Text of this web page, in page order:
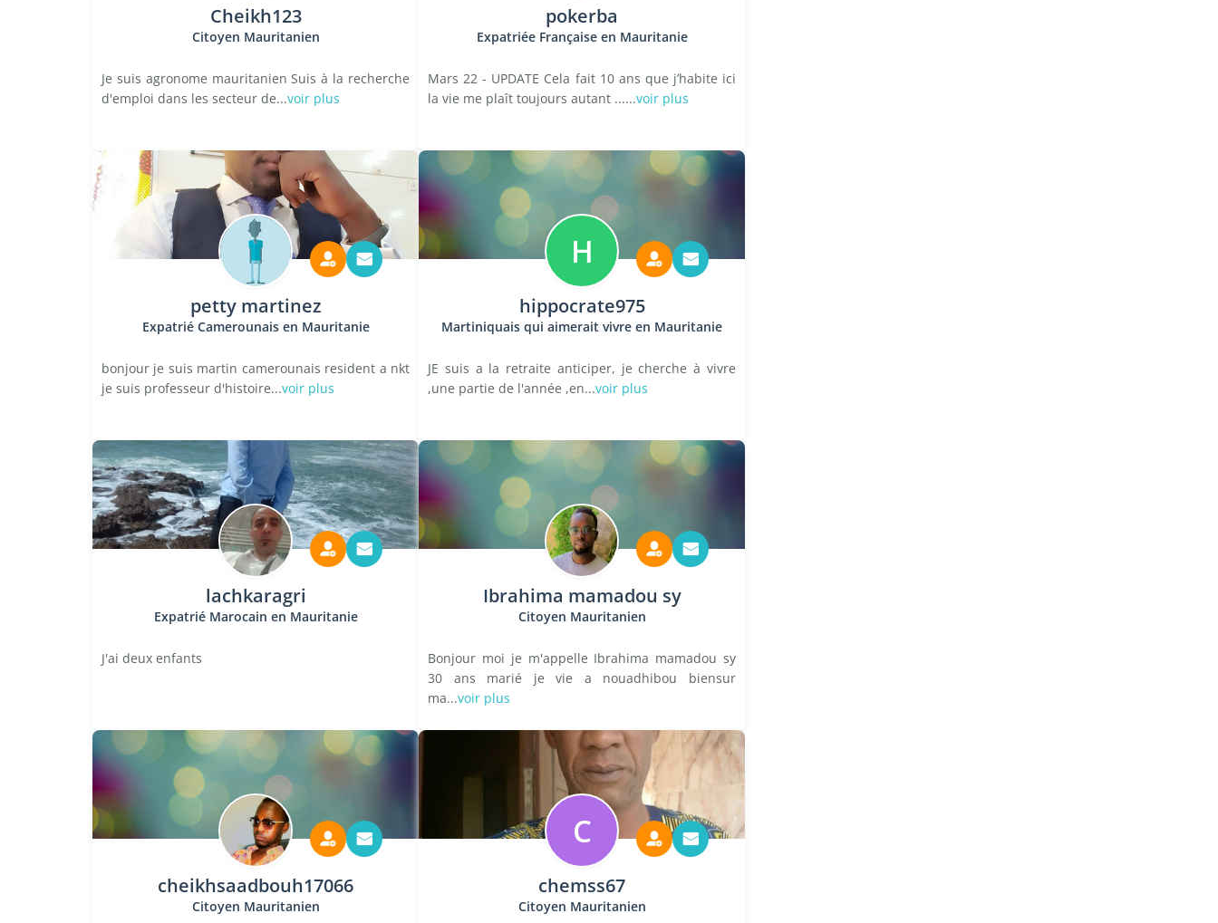
Cheikh123
Citoyen Mauritanien
Je suis agronome mauritanien Suis à la recherche
d'emploi dans les secteur de...voir plus
pokerba
Expatriée Française en Mauritanie
Mars 22 - UPDATE Cela fait 10 ans que j’habite ici
la vie me plaît toujours autant ......voir plus
petty martinez
Expatrié Camerounais en Mauritanie
bonjour je suis martin camerounais resident a nkt
je suis professeur d'histoire...voir plus
H
hippocrate975
Martiniquais qui aimerait vivre en Mauritanie
JE suis a la retraite anticiper, je cherche à vivre
,une partie de l'année ,en...voir plus
lachkaragri
Expatrié Marocain en Mauritanie
J'ai deux enfants
Ibrahima mamadou sy
Citoyen Mauritanien
Bonjour moi je m'appelle Ibrahima mamadou sy
30 ans marié je vie a nouadhibou biensur
ma...voir plus
cheikhsaadbouh17066
Citoyen Mauritanien
C
chemss67
Citoyen Mauritanien